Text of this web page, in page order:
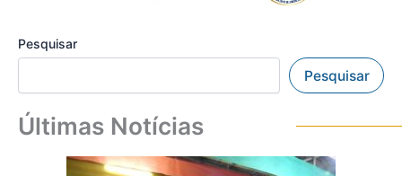
Pesquisar
Pesquisar
Últimas Notícias